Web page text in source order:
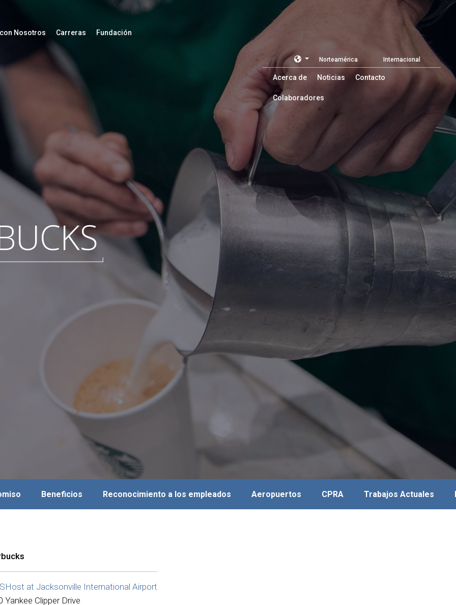
Nosotros Carreras Fundación
Acerca de Noticias Contacto
Colaboradores
Norteamérica Internacional
Beneficios Reconocimiento a los empleados Aeropuertos CPRA Trabajos Actuales
at Jacksonville International Airport
Yankee Clipper Drive